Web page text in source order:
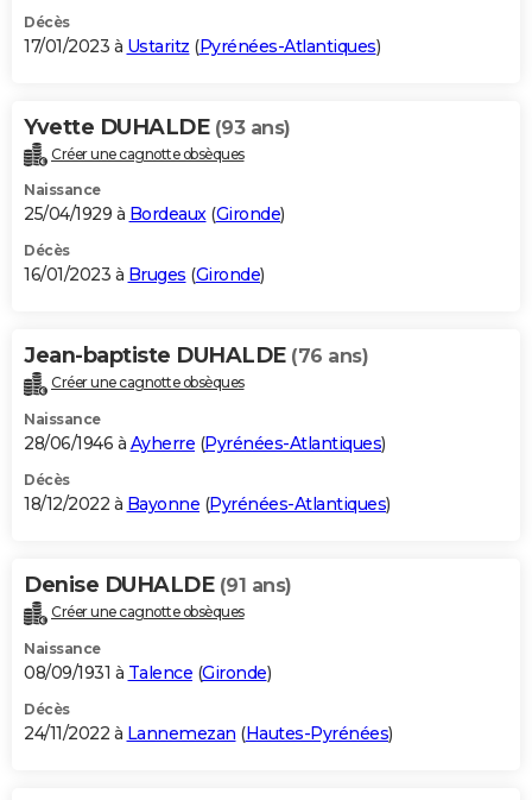
Décès
17/01/2023 à Ustaritz (Pyrénées-Atlantiques)
Yvette DUHALDE (93 ans)
Créer une cagnotte obsèques
Naissance
25/04/1929 à Bordeaux(Gironde)
Décès
16/01/2023 à Bruges (Gironde)
Jean-baptiste DUHALDE (76 ans)
Créer une cagnotte obsèques
Naissance
28/06/1946 à Ayherre (Pyrénées-Atlantiques)
Décès
18/12/2022 à Bayonne (Pyrénées-Atlantiques)
Denise DUHALDE (91 ans)
Créer une cagnotte obsèques
Naissance
08/09/1931 à Talence (Gironde)
Décès
24/11/2022 à Lannemezan (Hautes-Pyrénées)